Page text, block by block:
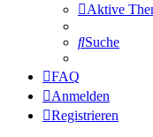
Aktive
Suche
FAQ
Anmelden
Registrieren